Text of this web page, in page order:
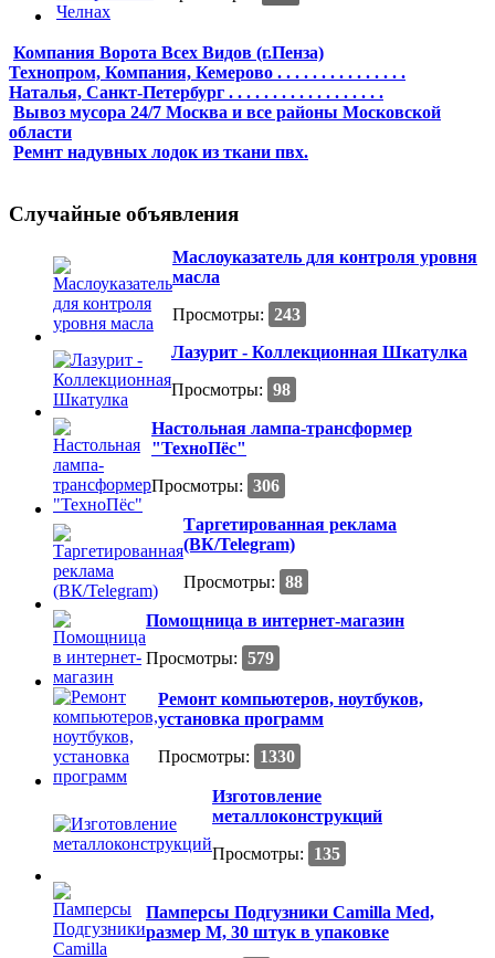
Компания Ворота Всех Видов (г.Пенза)
Технопром, Компания, Кемерово . . . . . . . . . . . . . . .
Наталья, Санкт-Петербург . . . . . . . . . . . . . . . . . .
Вывоз мусора 24/7 Москва и все районы Московской
области
Ремнт надувных лодок из ткани пвх.
Случайные объявления
Маслоуказатель для контроля уровня
масла
Просмотры: 243
Лазурит - Коллекционная Шкатулка
Просмотры: 98
Настольная лампа-трансформер
"ТехноПёс"
Просмотры: 306
Таргетированная реклама
(ВК/Telegram)
Просмотры: 88
Помощница в интернет-магазин
Просмотры: 579
Ремонт компьютеров, ноутбуков,
установка программ
Просмотры:
1330
Изготовление
металлоконструкций
Просмотры:
135
Памперсы Подгузники Camilla Med,
размер М, 30 штук в упаковке